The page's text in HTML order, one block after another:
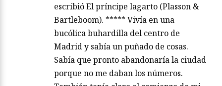
escribió El príncipe lagarto (Plasson &
Bartleboom). ***** Vivía en una
bucólica buhardilla del centro de
Madrid y sabía un puñado de cosas.
Sabía que pronto abandonaría la ciudad
porque no me daban los números.